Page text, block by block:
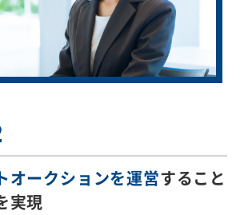
オークションを運営すること
実現